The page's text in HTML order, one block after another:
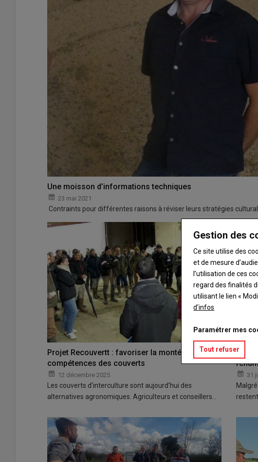
Une moisson d’informations techniques
23 mai 2021
Contraints pour différentes raisons à réviser leurs stratégies
Projet Recouvertt : favoriser la montée en
compétences des couverts
12 décembre 2025
Les couverts d’interculture sont aujourd’hui des
alternatives agronomiques. Agriculteurs et conseillers…
Des
31
Gestion des
Ce site utilise des
et de mesure
l’utilisation de ces
regard des finalités
utilisant le lien «
d'infos
Paramétrer mes
Tout refuser